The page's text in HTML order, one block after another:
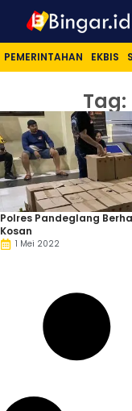
PEMERINTAHAN EKBIS
Tag:
Polres Pandeglang
Kosan
1 Mei 2022